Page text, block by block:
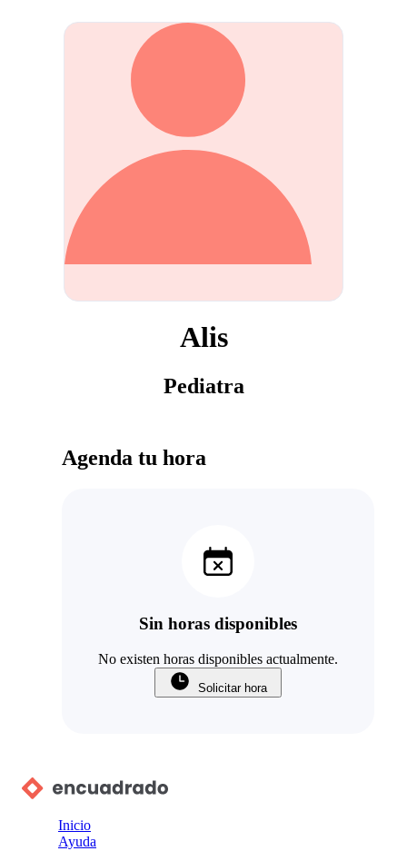
Alis
Pediatra
Agenda tu hora
Sin horas disponibles
No existen horas disponibles actualmente.
Solicitar hora
Inicio
Ayuda